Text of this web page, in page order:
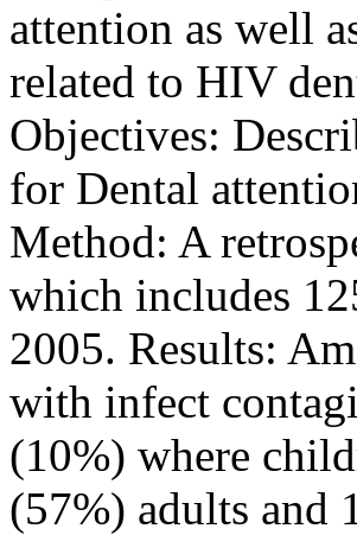
attention as well
related to HIV
Objectives:
for Dental
Method: A
which includes
2005. Results:
with infect
(10%) where
(57%) adults and